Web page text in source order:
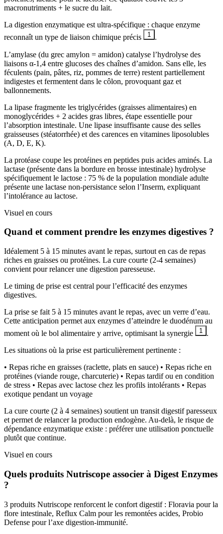
macronutriments + le sucre du lait.
La digestion enzymatique est ultra-spécifique : chaque enzyme
reconnaît un type de liaison chimique précis
1 .
L’amylase (du grec amylon = amidon) catalyse l’hydrolyse des
liaisons α-1,4 entre glucoses des chaînes d’amidon. Sans elle, les
féculents (pain, pâtes, riz, pommes de terre) restent partiellement
indigestes et fermentent dans le côlon, provoquant gaz et
ballonnements.
La lipase fragmente les triglycérides (graisses alimentaires) en
monoglycérides + 2 acides gras libres, étape essentielle pour
l’absorption intestinale. Une lipase insuffisante cause des selles
graisseuses (stéatorrhée) et des carences en vitamines liposolubles
(A, D, E, K).
La protéase coupe les protéines en peptides puis acides aminés. La
lactase (présente dans la bordure en brosse intestinale) hydrolyse
spécifiquement le lactose : 75 % de la population mondiale adulte
présente une lactase non-persistance selon l’Inserm, expliquant
l’intolérance au lactose.
Visuel en cours
Quand et comment prendre les enzymes digestives ?
Idéalement 5 à 15 minutes avant le repas, surtout en cas de repas
riches en graisses ou protéines. La cure courte (2-4 semaines)
convient pour relancer une digestion paresseuse.
Le timing de prise est central pour l’efficacité des enzymes
digestives.
La prise se fait 5 à 15 minutes avant le repas, avec un verre d’eau.
Cette anticipation permet aux enzymes d’atteindre le duodénum au
moment où le bol alimentaire y arrive, optimisant la synergie
1 .
Les situations où la prise est particulièrement pertinente :
• Repas riche en graisses (raclette, plats en sauce) • Repas riche en
protéines (viande rouge, charcuterie) • Repas tardif ou en condition
de stress • Repas avec lactose chez les profils intolérants • Repas
exotique pendant un voyage
La cure courte (2 à 4 semaines) soutient un transit digestif paresseux
et permet de relancer la production endogène. Au-delà, le risque de
dépendance enzymatique existe : préférer une utilisation ponctuelle
plutôt que continue.
Visuel en cours
Quels produits Nutriscope associer à Digest Enzymes
?
3 produits Nutriscope renforcent le confort digestif : Floravia pour la
flore intestinale, Reflux Calm pour les remontées acides, Probio
Defense pour l’axe digestion-immunité.